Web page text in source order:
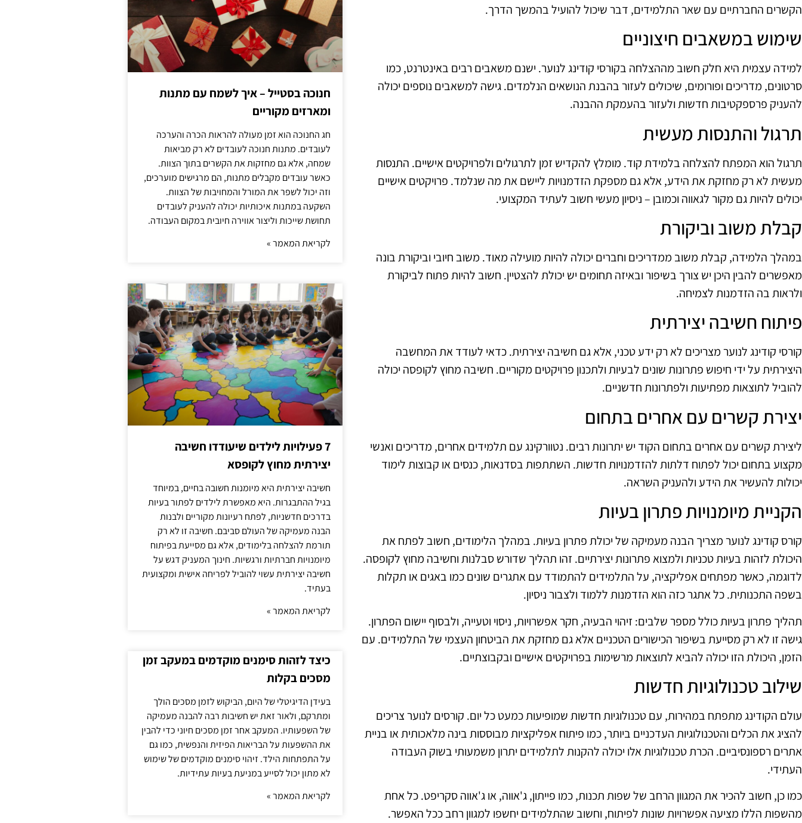
הקשרים החברתיים עם שאר התלמידים, דבר שיכול להועיל בהמשך הדרך.
שימוש במשאבים חיצוניים
למידה עצמית היא חלק חשוב מההצלחה בקורסי קודינג לנוער. ישנם משאבים רבים באינטרנט, כמו
סרטונים, מדריכים ופורומים, שיכולים לעזור בהבנת הנושאים הנלמדים. גישה למשאבים נוספים יכולה
להעניק פרספקטיבות חדשות ולעזור בהעמקת ההבנה.
תרגול והתנסות מעשית
תרגול הוא המפתח להצלחה בלמידת קוד. מומלץ להקדיש זמן לתרגולים ולפרויקטים אישיים. התנסות
מעשית לא רק מחזקת את הידע, אלא גם מספקת הזדמנויות ליישם את מה שנלמד. פרויקטים אישיים
יכולים להיות גם מקור לגאווה וכמובן – ניסיון מעשי חשוב לעתיד המקצועי.
קבלת משוב וביקורת
במהלך הלמידה, קבלת משוב ממדריכים וחברים יכולה להיות מועילה מאוד. משוב חיובי וביקורת בונה
מאפשרים להבין היכן יש צורך בשיפור ובאיזה תחומים יש יכולת להצטיין. חשוב להיות פתוח לביקורת
ולראות בה הזדמנות לצמיחה.
פיתוח חשיבה יצירתית
קורסי קודינג לנוער מצריכים לא רק ידע טכני, אלא גם חשיבה יצירתית. כדאי לעודד את המחשבה
היצירתית על ידי חיפוש פתרונות שונים לבעיות ולתכנון פרויקטים מקוריים. חשיבה מחוץ לקופסה יכולה
להוביל לתוצאות מפתיעות ולפתרונות חדשניים.
יצירת קשרים עם אחרים בתחום
ליצירת קשרים עם אחרים בתחום הקוד יש יתרונות רבים. נטוורקינג עם תלמידים אחרים, מדריכים ואנשי
מקצוע בתחום יכול לפתוח דלתות להזדמנויות חדשות. השתתפות בסדנאות, כנסים או קבוצות לימוד
יכולות להעשיר את הידע ולהעניק השראה.
הקניית מיומנויות פתרון בעיות
קורס קודינג לנוער מצריך הבנה מעמיקה של יכולת פתרון בעיות. במהלך הלימודים, חשוב לפתח את
היכולת לזהות בעיות טכניות ולמצוא פתרונות יצירתיים. זהו תהליך שדורש סבלנות וחשיבה מחוץ לקופסה.
לדוגמה, כאשר מפתחים אפליקציה, על התלמידים להתמודד עם אתגרים שונים כמו באגים או תקלות
בשפה התכנותית. כל אתגר כזה הוא הזדמנות ללמוד ולצבור ניסיון.
תהליך פתרון בעיות כולל מספר שלבים: זיהוי הבעיה, חקר אפשרויות, ניסוי וטעייה, ולבסוף יישום הפתרון.
גישה זו לא רק מסייעת בשיפור הכישורים הטכניים אלא גם מחזקת את הביטחון העצמי של התלמידים. עם
הזמן, היכולת הזו יכולה להביא לתוצאות מרשימות בפרויקטים אישיים ובקבוצתיים.
שילוב טכנולוגיות חדשות
עולם הקודינג מתפתח במהירות, עם טכנולוגיות חדשות שמופיעות כמעט כל יום. קורסים לנוער צריכים
להציג את הכלים והטכנולוגיות העדכניים ביותר, כמו פיתוח אפליקציות מבוססות בינה מלאכותית או בניית
אתרים רספונסיביים. הכרת טכנולוגיות אלו יכולה להקנות לתלמידים יתרון משמעותי בשוק העבודה
העתידי.
כמו כן, חשוב להכיר את המגוון הרחב של שפות תכנות, כמו פייתון, ג'אווה, או ג'אווה סקריפט. כל אחת
מהשפות הללו מציעה אפשרויות שונות לפיתוח, וחשוב שהתלמידים יחשפו למגוון רחב ככל האפשר.
חנוכה בסטייל – איך לשמח עם מתנות
ומארזים מקוריים
חג החנוכה הוא זמן מעולה להראות הכרה והערכה
לעובדים. מתנות חנוכה לעובדים לא רק מביאות
שמחה, אלא גם מחזקות את הקשרים בתוך הצוות.
כאשר עובדים מקבלים מתנות, הם מרגישים מוערכים,
וזה יכול לשפר את המורל והמחויבות של הצוות.
השקעה במתנות איכותיות יכולה להעניק לעובדים
תחושת שייכות וליצור אווירה חיובית במקום העבודה.
לקריאת המאמר »
7 פעילויות לילדים שיעודדו חשיבה
יצירתית מחוץ לקופסא
חשיבה יצירתית היא מיומנות חשובה בחיים, במיוחד
בגיל ההתבגרות. היא מאפשרת לילדים לפתור בעיות
בדרכים חדשניות, לפתח רעיונות מקוריים ולבנות
הבנה מעמיקה של העולם סביבם. חשיבה זו לא רק
תורמת להצלחה בלימודים, אלא גם מסייעת בפיתוח
מיומנויות חברתיות ורגשיות. חינוך המעניק דגש על
חשיבה יצירתית עשוי להוביל לפריחה אישית ומקצועית
בעתיד.
לקריאת המאמר »
כיצד לזהות סימנים מוקדמים במעקב זמן
מסכים בקלות
בעידן הדיגיטלי של היום, הביקוש לזמן מסכים הולך
ומתרקם, ולאור זאת יש חשיבות רבה להבנה מעמיקה
של השפעותיו. המעקב אחר זמן מסכים חיוני כדי להבין
את ההשפעות על הבריאות הפיזית והנפשית, כמו גם
על התפתחות הילד. זיהוי סימנים מוקדמים של שימוש
לא מתון יכול לסייע במניעת בעיות עתידיות.
לקריאת המאמר »